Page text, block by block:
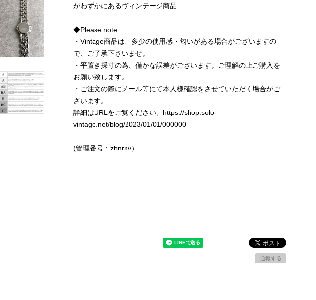
がわずかにあるヴィンテージ商品
◆Please note
・Vintage商品は、多少の使用感・匂いがある場合がございますの
で、ご了承下さいませ。
・平置き採寸の為、僅かな誤差がございます。ご理解の上ご購入を
お願い致します。
・ご注文の際にメール等にて本人様確認をさせていただく場合がご
ざいます。
詳細はURLをご覧ください。 https://shop.solo-
vintage.net/blog/2023/01/01/000000
(管理番号：zbnrnv）
通報する